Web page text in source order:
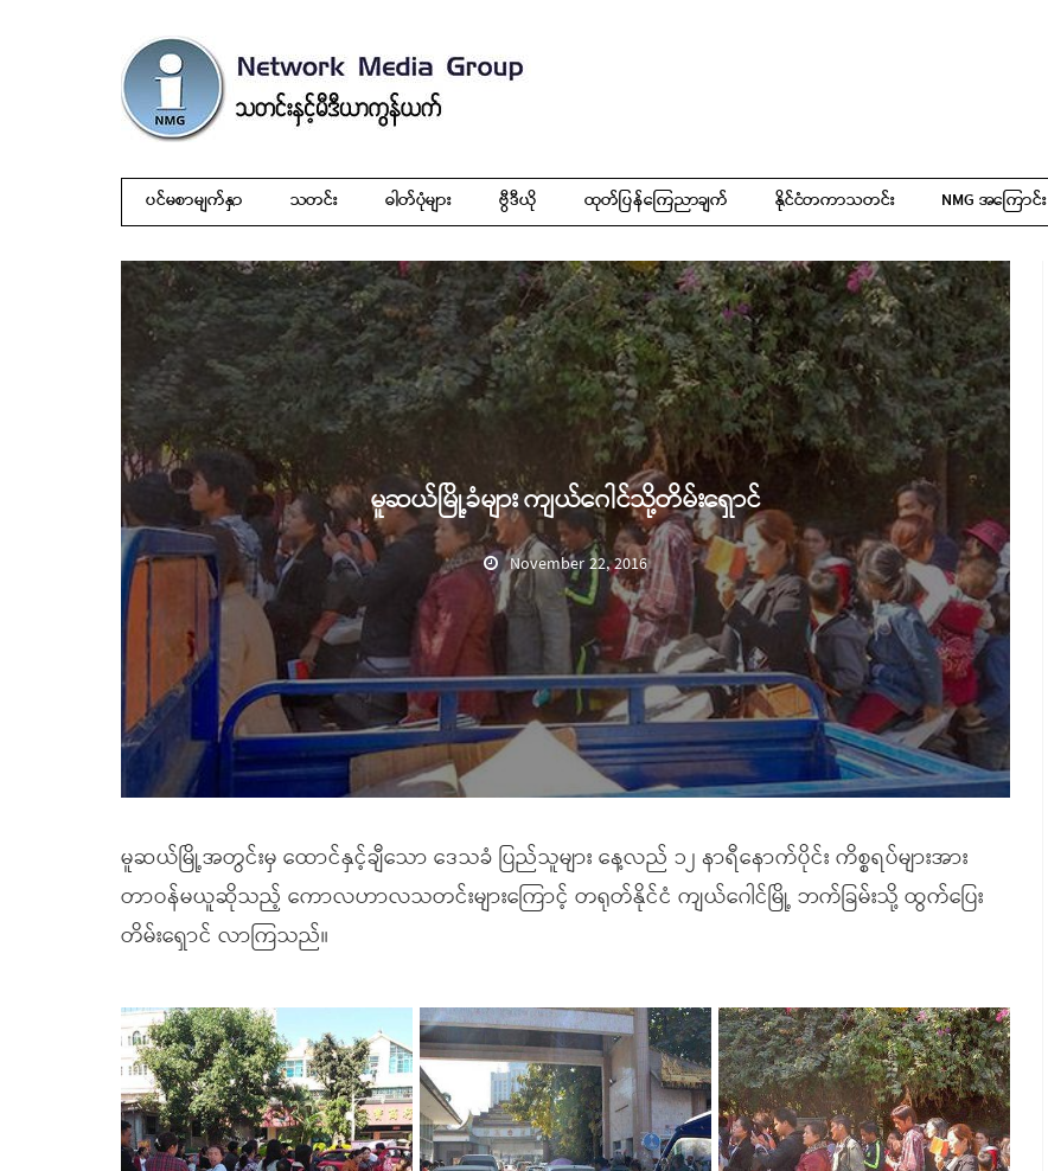
ပင်မစာမျက်နှာ သတင်း ဓါတ်ပုံများ ဗွီဒီယို ထုတ်ပြန်ကြေညာချက် နိုင်ငံတကာသတင်း NMG အကြောင်း
မူဆယ်မြို့ခံများ ကျယ်ဂေါင်သို့တိမ်းရှောင်
November 22, 2016
မူဆယ်မြို့အတွင်းမှ ထောင်နှင့်ချီသော ဒေသခံ ပြည်သူများ နေ့လည် ၁၂ နာရီနောက်ပိုင်း ကိစ္စရပ်များအား
တာဝန်မယူဆိုသည့် ကောလဟာလသတင်းများကြောင့် တရုတ်နိုင်ငံ ကျယ်ဂေါင်မြို့ ဘက်ခြမ်းသို့ ထွက်ပြေး
တိမ်းရှောင် လာကြသည်။